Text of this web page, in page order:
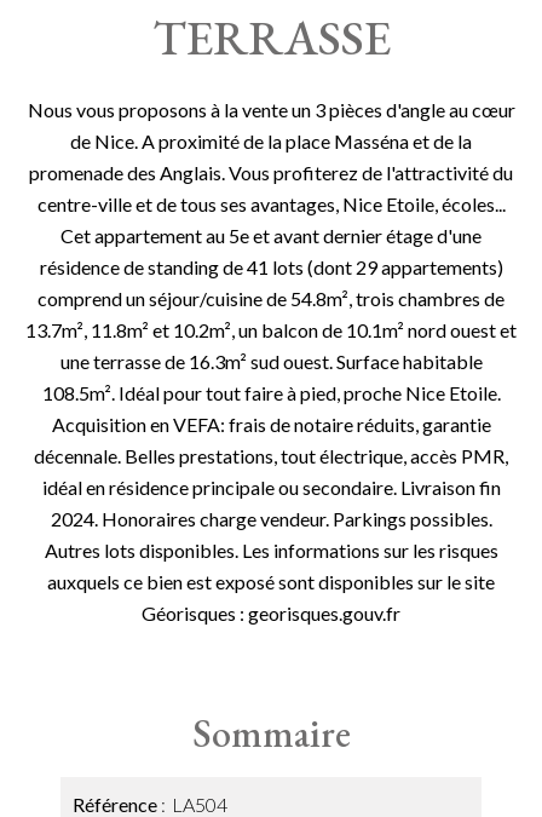
TERRASSE
Nous vous proposons à la vente un 3 pièces d'angle au cœur
de Nice. A proximité de la place Masséna et de la
promenade des Anglais. Vous profiterez de l'attractivité du
centre-ville et de tous ses avantages, Nice Etoile, écoles...
Cet appartement au 5e et avant dernier étage d'une
résidence de standing de 41 lots (dont 29 appartements)
comprend un séjour/cuisine de 54.8m², trois chambres de
13.7m², 11.8m² et 10.2m², un balcon de 10.1m² nord ouest et
une terrasse de 16.3m² sud ouest. Surface habitable
108.5m². Idéal pour tout faire à pied, proche Nice Etoile.
Acquisition en VEFA: frais de notaire réduits, garantie
décennale. Belles prestations, tout électrique, accès PMR,
idéal en résidence principale ou secondaire. Livraison fin
2024. Honoraires charge vendeur. Parkings possibles.
Autres lots disponibles. Les informations sur les risques
auxquels ce bien est exposé sont disponibles sur le site
Géorisques : georisques.gouv.fr
Sommaire
Référence LA504